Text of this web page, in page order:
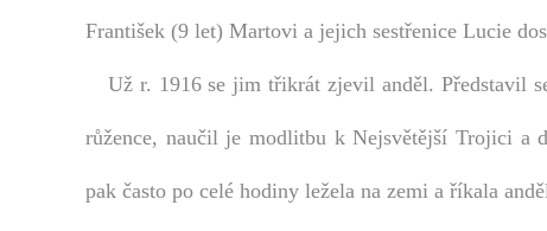
František (9 let) Martovi a jejich sestřenice Lucie
Už r. 1916 se jim třikrát zjevil anděl. Představil
růžence, naučil je modlitbu k Nejsvětější Trojici a
pak často po celé hodiny ležela na zemi a říkala